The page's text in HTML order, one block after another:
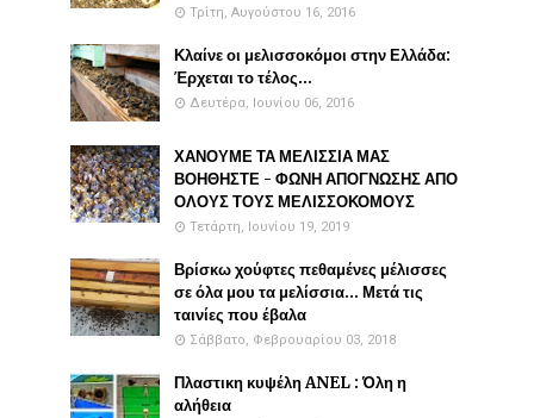
Τρίτη, Αυγούστου 16, 2016
Κλαίνε οι μελισσοκόμοι στην Ελλάδα:
Έρχεται το τέλος...
Δευτέρα, Ιουνίου 06, 2016
ΧΑΝΟΥΜΕ ΤΑ ΜΕΛΙΣΣΙΑ ΜΑΣ
ΒΟΗΘΗΣΤΕ - ΦΩΝΗ ΑΠΟΓΝΩΣΗΣ ΑΠΟ
ΟΛΟΥΣ ΤΟΥΣ ΜΕΛΙΣΣΟΚΟΜΟΥΣ
Τετάρτη, Ιουνίου 19, 2019
Βρίσκω χούφτες πεθαμένες μέλισσες
σε όλα μου τα μελίσσια... Μετά τις
ταινίες που έβαλα
Σάββατο, Φεβρουαρίου 03, 2018
Πλαστικη κυψέλη ANEL : Όλη η
αλήθεια